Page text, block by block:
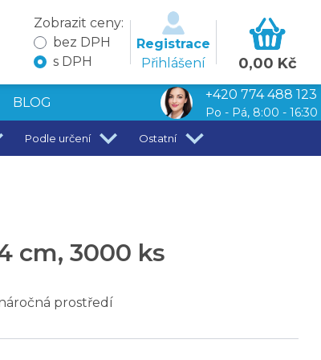
Zobrazit ceny:
bez DPH
s DPH
Registrace
Přihlášení
0,00 Kč
BLOG
+420 774 488 123
Po - Pá, 8:00 - 16:30
Podle určení Ostatní
cm, 3000 ks
prostředí